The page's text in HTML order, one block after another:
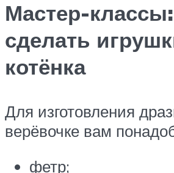
Мастер-
сделать
котёнка
Для изготовления
верёвочке вам
фетр;